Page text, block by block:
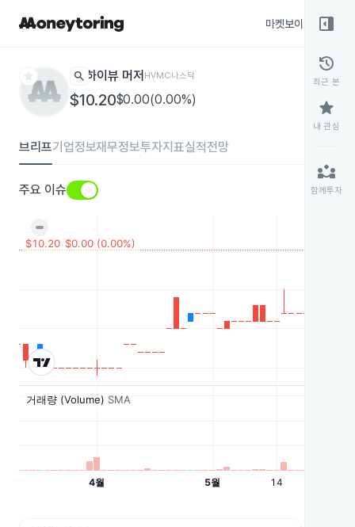
마켓보이스
star search 하이뷰 머저 HVMC나스닥
$10.20$0.00(0.00%)
브리프기업정보재무정보투자지표실적전망
주요 이슈
right_panel_open
history
최근 본
star
내 관심
partner_exchange
함께투자